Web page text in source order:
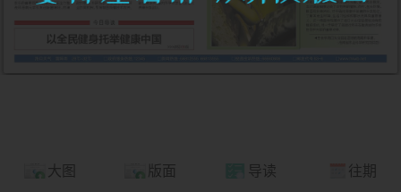
大图 版面 导读 往期